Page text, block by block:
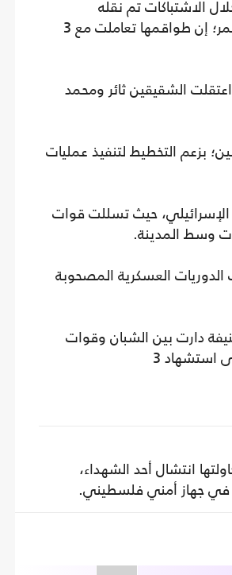
الاشتباكات تم نقله
لمستشفى ابن سينا التخصصي في جنين، فيما قالت جمعية الهلال الأحمر؛ إن طواقمها تعاملت مع 3
الشقيقين ثائر ومحمد
بزعم التخطيط لتنفيذ عمليات
الاحتلال الإسرائيلي، حيث تسللت قوات
وسط المدينة.
العسكرية المصحوبة
دارت بين الشبان وقوات
استشهاد 3
انتشال أحد الشهداء،
في جهاز أمني فلسطيني.